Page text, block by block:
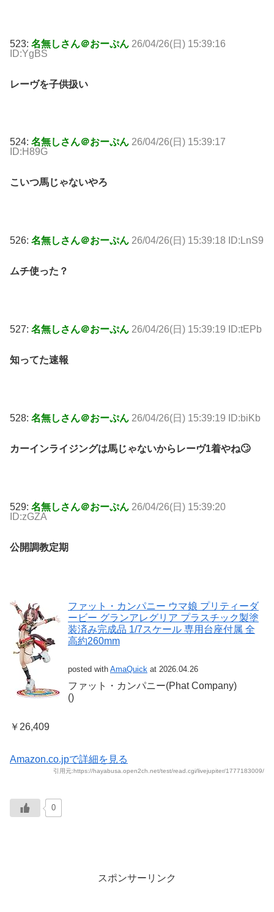
523: 名無しさん＠おーぷん 26/04/26(日) 15:39:16
ID:YgBS
レーヴを子供扱い
524: 名無しさん＠おーぷん 26/04/26(日) 15:39:17
ID:H89G
こいつ馬じゃないやろ
526: 名無しさん＠おーぷん 26/04/26(日) 15:39:18 ID:LnS9
ムチ使った？
527: 名無しさん＠おーぷん 26/04/26(日) 15:39:19 ID:tEPb
知ってた速報
528: 名無しさん＠おーぷん 26/04/26(日) 15:39:19 ID:biKb
カーインライジングは馬じゃないからレーヴ1着やね🙄
529: 名無しさん＠おーぷん 26/04/26(日) 15:39:20
ID:zGZA
公開調教定期
ファット・カンパニー ウマ娘 プリティーダ
ービー グランアレグリア プラスチック製塗
装済み完成品 1/7スケール 専用台座付属 全
高約260mm
posted with AmaQuick at 2026.04.26
ファット・カンパニー(Phat Company)
()
￥26,409
Amazon.co.jpで詳細を見る
引用元:https://hayabusa.open2ch.net/test/read.cgi/livejupiter/1777183009/
0
スポンサーリンク